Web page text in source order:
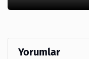
Yorumlar